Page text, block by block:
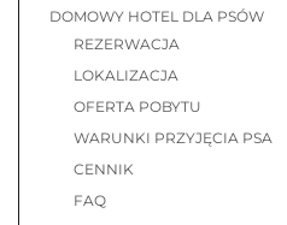
DOMOWY HOTEL DLA PSÓW
REZERWACJA
LOKALIZACJA
OFERTA POBYTU
WARUNKI PRZYJĘCIA PSA
CENNIK
FAQ